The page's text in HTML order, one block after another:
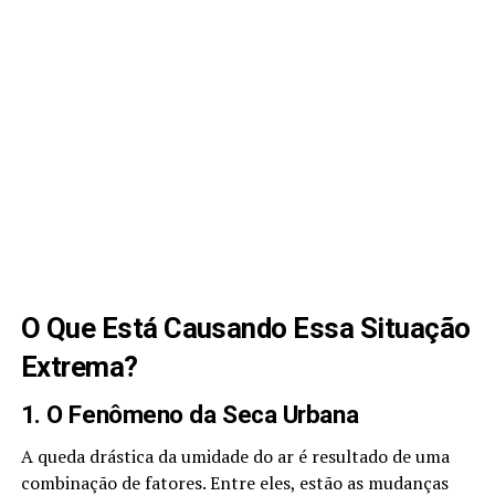
O Que Está Causando Essa Situação
Extrema?
1. O Fenômeno da Seca Urbana
A queda drástica da umidade do ar é resultado de uma
combinação de fatores. Entre eles, estão as mudanças